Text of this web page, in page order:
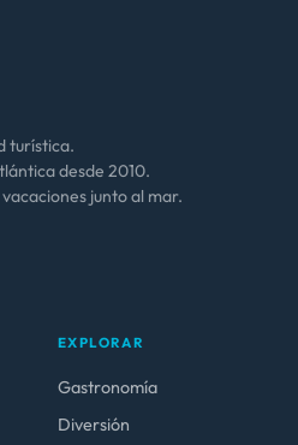
turística.
desde 2010.
junto al mar.
EXPLORAR
Gastronomía
Diversión